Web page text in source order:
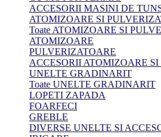
ACCESORII MASINI DE
ATOMIZOARE SI
Toate ATOMIZOARE SI
ATOMIZOARE
PULVERIZATOARE
ACCESORII ATOMIZOARE
UNELTE GRADINARIT
Toate UNELTE GRADINARIT
LOPETI ZAPADA
FOARFECI
GREBLE
DIVERSE UNELTE SI